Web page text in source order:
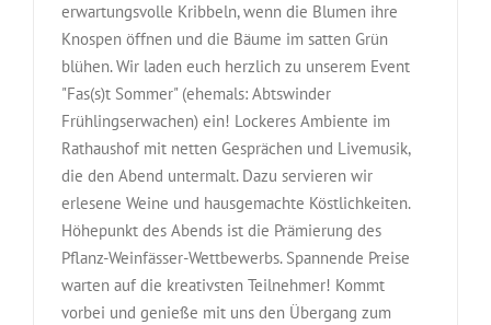
erwartungsvolle Kribbeln, wenn die Blumen ihre
Knospen öffnen und die Bäume im satten Grün
blühen. Wir laden euch herzlich zu unserem Event
"Fas(s)t Sommer" (ehemals: Abtswinder
Frühlingserwachen) ein! Lockeres Ambiente im
Rathaushof mit netten Gesprächen und Livemusik,
die den Abend untermalt. Dazu servieren wir
erlesene Weine und hausgemachte Köstlichkeiten.
Höhepunkt des Abends ist die Prämierung des
Pflanz-Weinfässer-Wettbewerbs. Spannende Preise
warten auf die kreativsten Teilnehmer! Kommt
vorbei und genieße mit uns den Übergang zum